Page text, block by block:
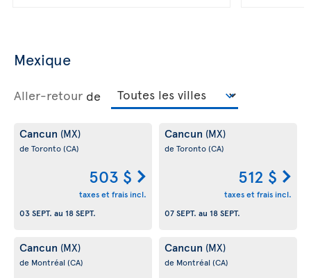
Mexique
Aller-retour de
Cancun (MX)
de Toronto(CA)
503 $
taxes et frais incl.
03 SEPT. au 18 SEPT.
Cancun (MX)
de Toronto(CA)
512 $
taxes et frais incl.
07 SEPT. au 18 SEPT.
Cancun (MX)
de Montréal (CA)
Cancun (MX)
de Montréal (CA)